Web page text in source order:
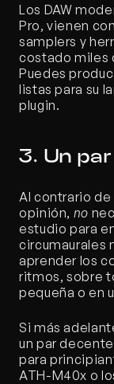
Los DAW
Pro, vienen
samplers y
costado miles
Puedes
listas para su
plugin.
3. Un
Al contrario
opinión, no
estudio para
circumaurales
aprender los
ritmos, sobre
pequeña o en
Si más
un par
para
ATH-M40x o